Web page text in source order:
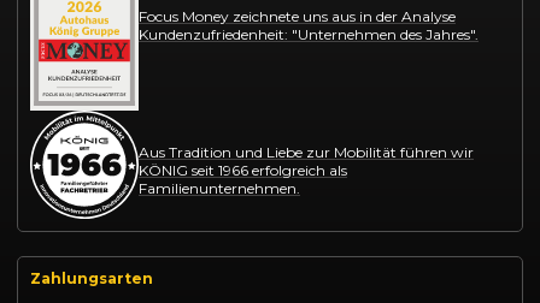
Focus Money zeichnete uns aus in der Analyse
Kundenzufriedenheit: "Unternehmen des Jahres".
Aus Tradition und Liebe zur Mobilität führen wir
KÖNIG seit 1966 erfolgreich als
Familienunternehmen.
Zahlungsarten